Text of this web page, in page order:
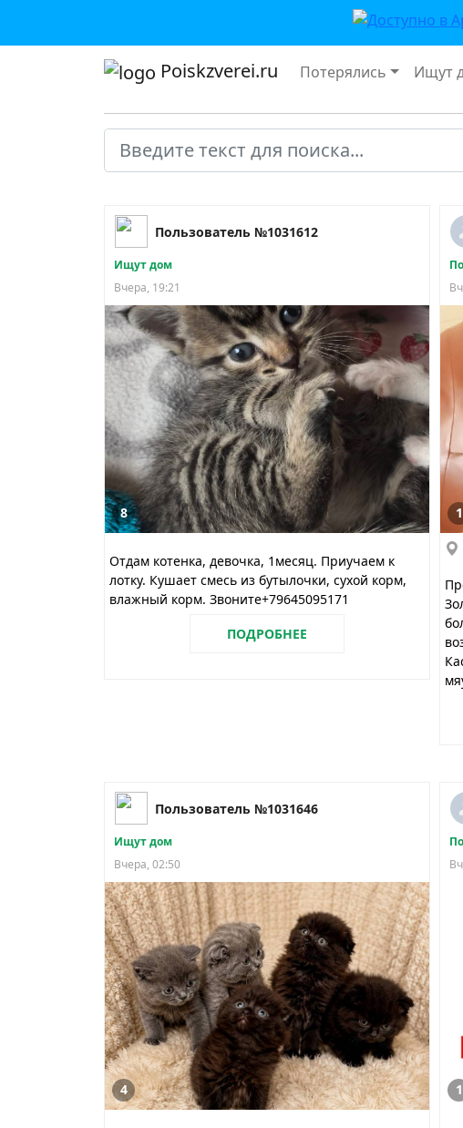
Poiskzverei.ru Потерялись Ищут
Пользователь №1031612
Ищут дом
Вчера, 19:21
8
Отдам котенка, девочка, 1месяц. Приучаем к
лотку. Кушает смесь из бутылочки, сухой корм,
влажный корм. Звоните+79645095171
ПОДРОБНЕЕ
1
Пользователь №1031646
Ищут дом
Вчера, 02:50
4 1